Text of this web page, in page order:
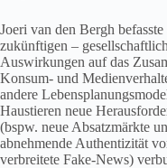
Joeri van den Bergh
zukünftigen –
Auswirkungen auf das
Konsum- und
andere
Haustieren neue
(bspw. neue Absatzmärkte
abnehmende Authentizität
verbreitete Fake-News)